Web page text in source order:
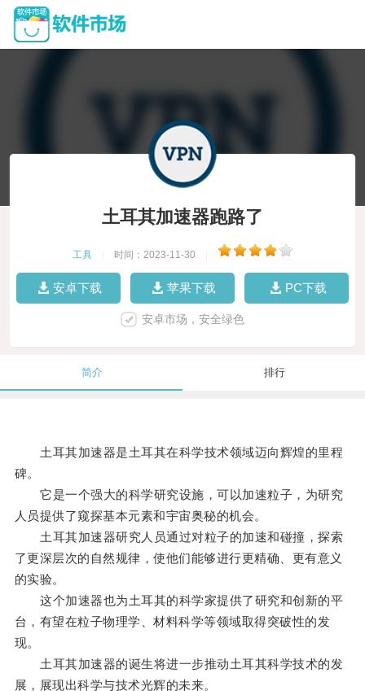
土耳其加速器跑路了
工具 时间：2023-11-30
安卓下载 苹果下载 PC下载
安卓市场，安全绿色
简介 排行
土耳其加速器是土耳其在科学技术领域迈向辉煌的里程
碑。
它是一个强大的科学研究设施，可以加速粒子，为研究
人员提供了窥探基本元素和宇宙奥秘的机会。
土耳其加速器研究人员通过对粒子的加速和碰撞，探索
了更深层次的自然规律，使他们能够进行更精确、更有意义
的实验。
这个加速器也为土耳其的科学家提供了研究和创新的平
台，有望在粒子物理学、材料科学等领域取得突破性的发
现。
土耳其加速器的诞生将进一步推动土耳其科学技术的发
展，展现出科学与技术光辉的未来。